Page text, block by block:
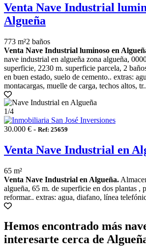
Venta Nave Industrial
Algueña
773 m²2 baños
Venta Nave Industrial luminoso en
nave industrial en algueña zona algueña,
superficie, 2230 m. superficie parcela, 2
en buen estado, suelo de cemento.. extras:
montacargas, muelle de carga, techos altos,
1/4
30.000 € - Ref: 25659
Venta Nave Industrial en
65 m²
Venta Nave Industrial en Algueña.
algueña, 65 m. de superficie en dos plantas ,
reformar.. extras: agua, diafano, línea
Hemos encontrado más
interesarte cerca de